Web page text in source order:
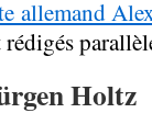
alle­mand
Holtz